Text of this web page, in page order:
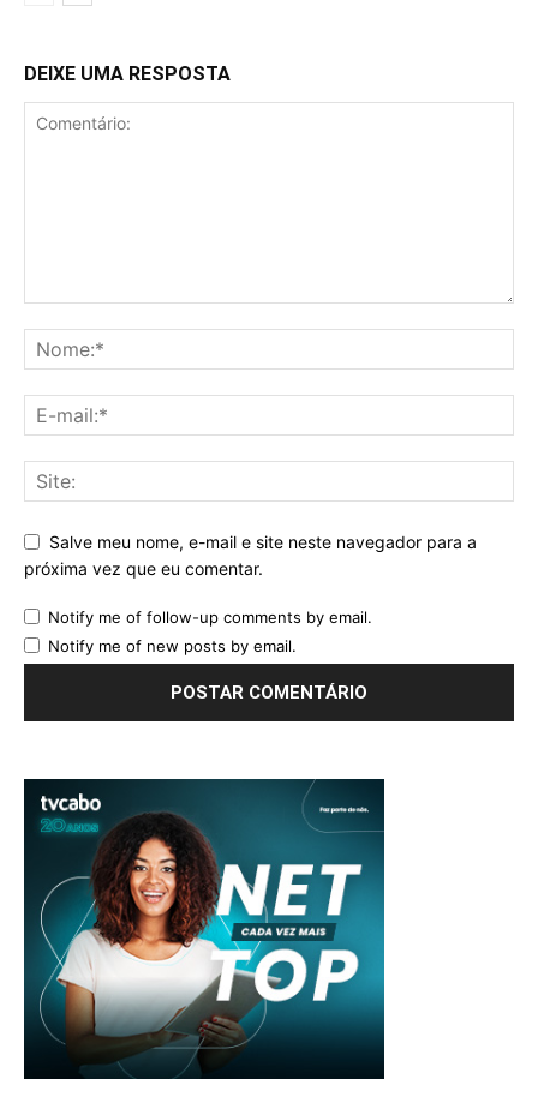
DEIXE UMA RESPOSTA
Salve meu nome, e-mail e site neste navegador para a
próxima vez que eu comentar.
Notify me of follow-up comments by email.
Notify me of new posts by email.